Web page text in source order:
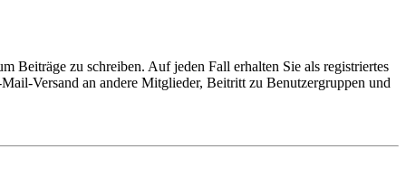
Beiträge zu schreiben. Auf jeden Fall erhalten Sie als registriertes
Versand an andere Mitglieder, Beitritt zu Benutzergruppen und